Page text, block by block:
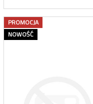
PROMOCJA
NOWOŚĆ